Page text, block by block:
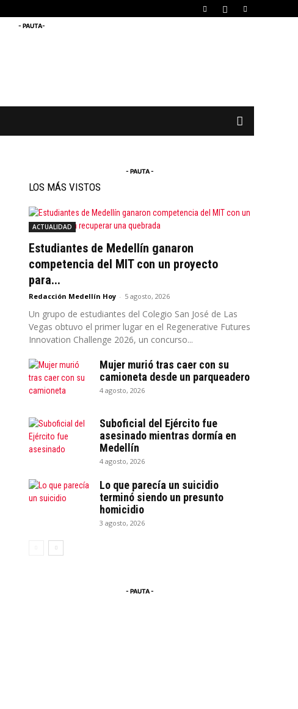
- PAUTA-
- PAUTA -
LOS MÁS VISTOS
ACTUALIDAD
Estudiantes de Medellín ganaron
competencia del MIT con un proyecto
para...
Redacción Medellín Hoy - 5 agosto, 2026
Un grupo de estudiantes del Colegio San José de Las
Vegas obtuvo el primer lugar en el Regenerative Futures
Innovation Challenge 2026, un concurso...
Mujer murió tras caer con su
camioneta desde un parqueadero
4 agosto, 2026
Suboficial del Ejército fue
asesinado mientras dormía en
Medellín
4 agosto, 2026
Lo que parecía un suicidio
terminó siendo un presunto
homicidio
3 agosto, 2026
- PAUTA -